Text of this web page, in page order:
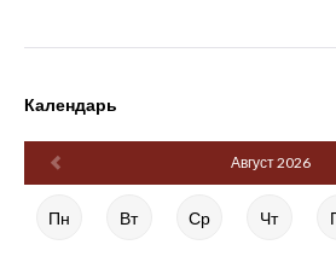
Календарь
Август 2026
Пн Вт Ср Чт